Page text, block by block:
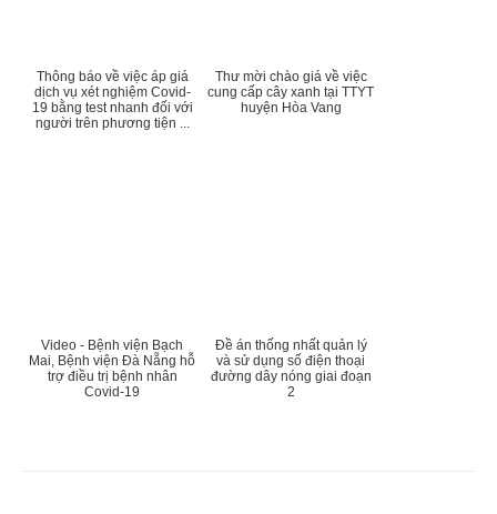
Thông báo về việc áp giá
dịch vụ xét nghiệm Covid-
19 bằng test nhanh đối với
người trên phương tiện ...
Thư mời chào giá về việc
cung cấp cây xanh tại TTYT
huyện Hòa Vang
Video - Bệnh viện Bạch
Mai, Bệnh viện Đà Nẵng hỗ
trợ điều trị bệnh nhân
Covid-19
Đề án thống nhất quản lý
và sử dụng số điện thoại
đường dây nóng giai đoạn
2